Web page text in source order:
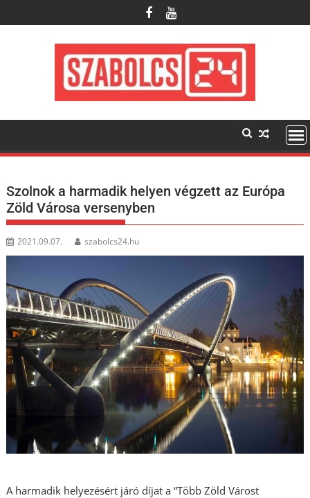
to
Szolnok a harmadik helyen végzett az Európa
Zöld Városa versenyben
2021.09.07. szabolcs24.hu
A harmadik helyezésért járó díjat a “Több Zöld Várost